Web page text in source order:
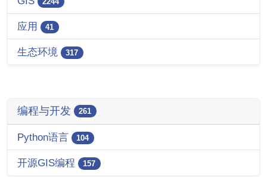
应用 41
生态环境 317
编程与开发 261
Python语言 104
开源GIS编程 157